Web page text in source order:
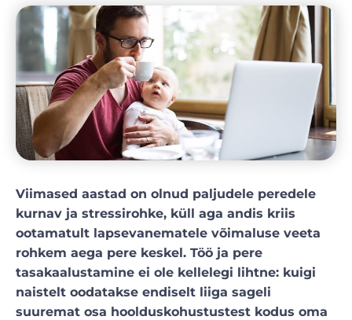
Viimased aastad on olnud paljudele peredele
kurnav ja stressirohke, küll aga andis kriis
ootamatult lapsevanematele võimaluse veeta
rohkem aega pere keskel. Töö ja pere
tasakaalustamine ei ole kellelegi lihtne: kuigi
naistelt oodatakse endiselt liiga sageli
suuremat osa hoolduskohustustest kodus oma